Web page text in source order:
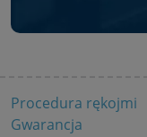
Procedura rękojmi
Gwarancja